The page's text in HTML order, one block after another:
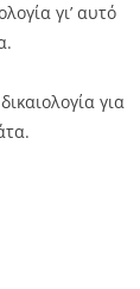
γι’ αυτό
για